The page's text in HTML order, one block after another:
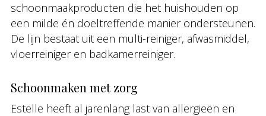
schoonmaakproducten die het huishouden op
een milde én doeltreffende manier ondersteunen.
De lijn bestaat uit een multi-reiniger, afwasmiddel,
vloerreiniger en badkamerreiniger.
Schoonmaken met zorg
Estelle heeft al jarenlang last van allergieën en